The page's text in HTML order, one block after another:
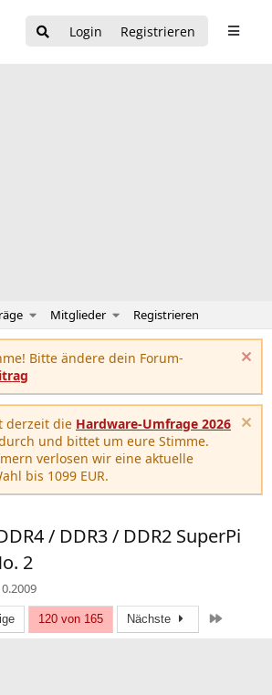
Login Registrieren
Mitglieder Registrieren
Bitte ändere dein Forum-
derzeit die Hardware-Umfrage 2026
und bittet um eure Stimme.
verlosen wir eine aktuelle
bis 1099 EUR.
/ DDR3 / DDR2 SuperPi
2
120 von 165 Nächste